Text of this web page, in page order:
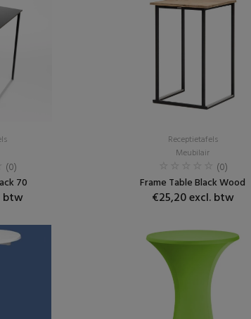
(0)
70
btw
Receptietafels
Meubilair
(0)
Frame Table Black Wood
€25,20 excl. btw